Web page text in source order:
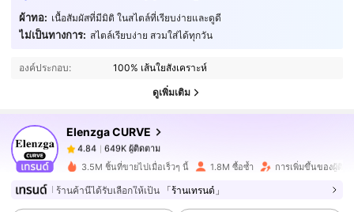
ผ้าทอ: เนื้อสัมผัสที่มีมิติ ในสไตล์ที่เรียบง่ายและดูดี
ไม่เป็นทางการ: สไตล์เรียบง่าย สวมใส่ได้ทุกวัน
องค์ประกอบ: 100% เส้นใยสังเคราะห์
ดูเพิ่มเติม
Elenzga CURVE
649K ผู้ติดตาม
649K ผู้ติดตาม
4.84 649K ผู้ติดตาม
3.5M ชิ้นที่ขายไปเมื่อเร็วๆ นี้ 1.8M ซื้อซ้ำ การเพิ่มขึ้นของผู้ติด
ร้านค้านี้ได้รับเลือกให้เป็น 「ร้านเทรนด์」